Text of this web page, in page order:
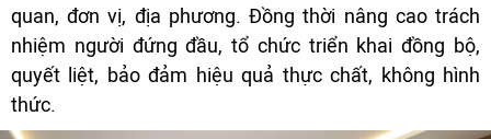
quan, đơn vị, địa phương. Đồng thời nâng cao trách
nhiệm người đứng đầu, tổ chức triển khai đồng bộ,
quyết liệt, bảo đảm hiệu quả thực chất, không hình
thức.